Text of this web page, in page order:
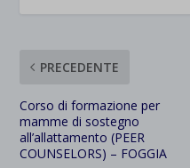
PRECEDENTE
Corso di formazione per
mamme di sostegno
all’allattamento (PEER
COUNSELORS) – FOGGIA